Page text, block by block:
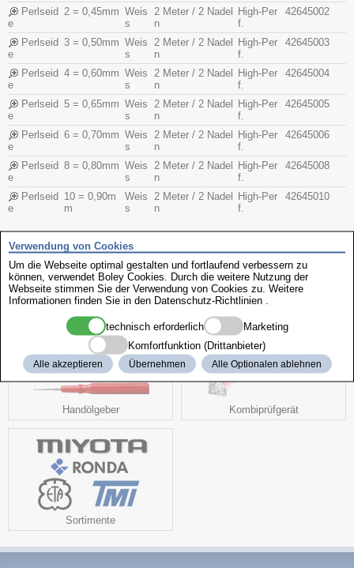
Perlseid
e
2 = 0,45mm Weis
s
2 Meter / 2 Nadel
n
High-Per
f.
42645002
Perlseid
e
3 = 0,50mm Weis
s
2 Meter / 2 Nadel
n
High-Per
f.
42645003
Perlseid
e
4 = 0,60mm Weis
s
2 Meter / 2 Nadel
n
High-Per
f.
42645004
Perlseid
e
5 = 0,65mm Weis
s
2 Meter / 2 Nadel
n
High-Per
f.
42645005
Perlseid
e
6 = 0,70mm Weis
s
2 Meter / 2 Nadel
n
High-Per
f.
42645006
Perlseid
e
8 = 0,80mm Weis
s
2 Meter / 2 Nadel
n
High-Per
f.
42645008
Perlseid
e
10 = 0,90m
m
Weis
s
2 Meter / 2 Nadel
n
High-Per
f.
42645010
weitere interessante Produkte
Handölgeber Kombiprüfgerät
Sortimente
Verwendung von Cookies
Um die Webseite optimal gestalten und fortlaufend verbessern zu
können, verwendet Boley Cookies. Durch die weitere Nutzung der
Webseite stimmen Sie der Verwendung von Cookies zu. Weitere
Informationen finden Sie in den Datenschutz-Richtlinien
technisch erforderlich
Marketing
Komfortfunktion (Drittanbieter)
Alle akzeptieren Übernehmen Alle Optionalen ablehnen